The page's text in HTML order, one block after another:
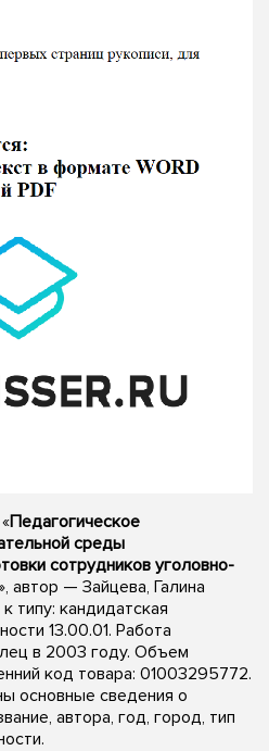
Педагогическое
среды
сотрудников уголовно-
автор — Зайцева, Галина
типу: кандидатская
13.00.01. Работа
в 2003 году. Объем
код товара: 01003295772.
основные сведения о
автора, год, город, тип